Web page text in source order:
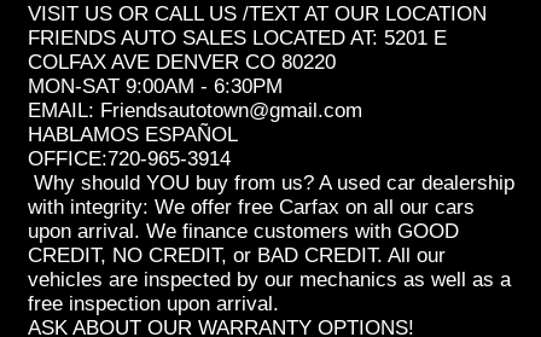
VISIT US OR CALL US /TEXT AT OUR LOCATION
FRIENDS AUTO SALES LOCATED AT: 5201 E
COLFAX AVE DENVER CO 80220
MON-SAT 9:00AM - 6:30PM
EMAIL: Friendsautotown@gmail.com
HABLAMOS ESPAÑOL
OFFICE:720-965-3914
Why should YOU buy from us? A used car dealership
with integrity: We offer free Carfax on all our cars
upon arrival. We finance customers with GOOD
CREDIT, NO CREDIT, or BAD CREDIT. All our
vehicles are inspected by our mechanics as well as a
free inspection upon arrival.
ASK ABOUT OUR WARRANTY OPTIONS!